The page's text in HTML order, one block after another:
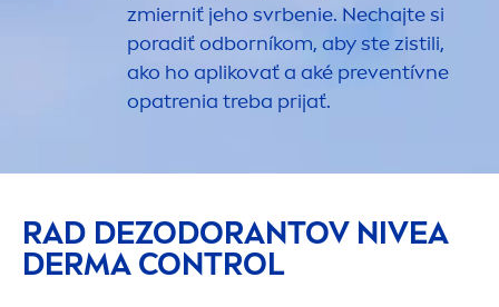
zmierniť jeho svrbenie. Nechajte si
poradiť odborníkom, aby ste zistili,
ako ho aplikovať a aké preventívne
opatrenia treba prijať.
RAD DEZODORANTOV NIVEA
DERMA CONTROL